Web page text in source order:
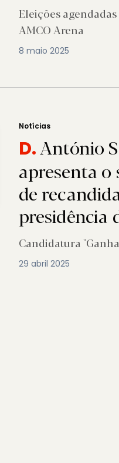
Eleições
AMCO Arena
8 maio 2025
Notícias
D.António
apresenta
de
presidência
na próxima
Candidatura
29 abril 2025